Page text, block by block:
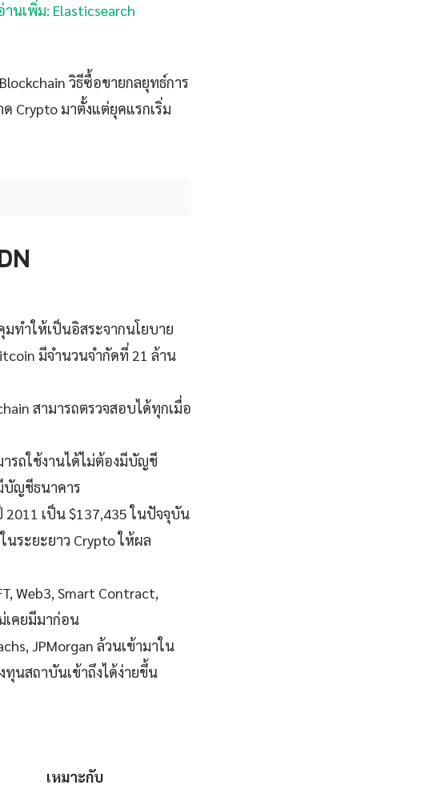
านเพิ่ม: Elasticsearch
วิธีซื้อขายกลยุทธ์การ
Crypto มาตั้งแต่ยุคแรกเริ่ม
ทำให้เป็นอิสระจากนโยบาย
มีจำนวนจำกัดที่ 21 ล้าน
สามารถตรวจสอบได้ทุกเมื่อ
รถใช้งานได้ไม่ต้องมีบัญชี
บัญชีธนาคาร
เป็น $137,435 ในปัจจุบัน
ระยะยาว Crypto ให้ผล
Web3, Smart Contract,
เคยมีมาก่อน
JPMorgan ล้วนเข้ามาใน
ทุนสถาบันเข้าถึงได้ง่ายขึ้น
เหมาะกับ